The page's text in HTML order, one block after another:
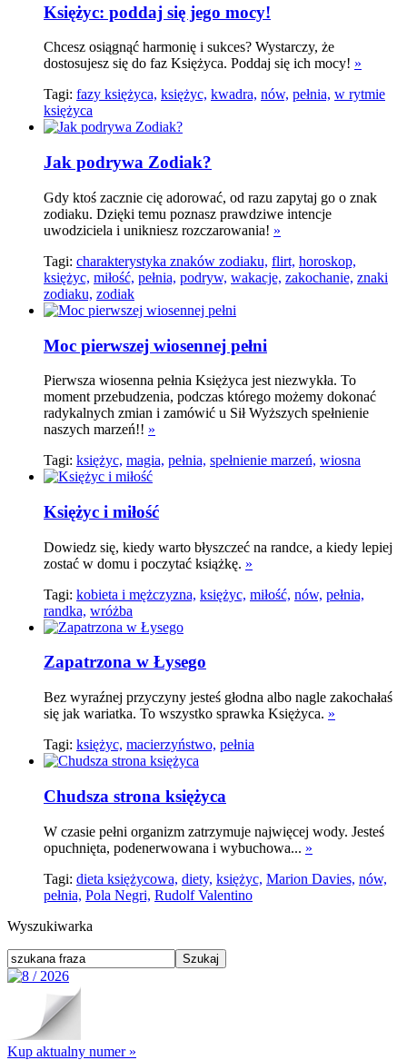
Księżyc: poddaj się jego mocy!
Chcesz osiągnąć harmonię i sukces? Wystarczy, że
dostosujesz się do faz Księżyca. Poddaj się ich mocy! »
Tagi: fazy księżyca, księżyc, kwadra, nów, pełnia, w rytmie
księżyca
Jak podrywa Zodiak?
Gdy ktoś zacznie cię adorować, od razu zapytaj go o znak
zodiaku. Dzięki temu poznasz prawdziwe intencje
uwodziciela i unikniesz rozczarowania! »
Tagi: charakterystyka znaków zodiaku, flirt, horoskop,
księżyc, miłość, pełnia, podryw, wakacje, zakochanie, znaki
zodiaku, zodiak
Moc pierwszej wiosennej pełni
Pierwsza wiosenna pełnia Księżyca jest niezwykła. To
moment przebudzenia, podczas którego możemy dokonać
radykalnych zmian i zamówić u Sił Wyższych spełnienie
naszych marzeń!! »
Tagi: księżyc, magia, pełnia, spełnienie marzeń, wiosna
Księżyc i miłość
Dowiedz się, kiedy warto błyszczeć na randce, a kiedy lepiej
zostać w domu i poczytać książkę. »
Tagi: kobieta i mężczyzna, księżyc, miłość, nów, pełnia,
randka, wróżba
Zapatrzona w Łysego
Bez wyraźnej przyczyny jesteś głodna albo nagle zakochałaś
się jak wariatka. To wszystko sprawka Księżyca. »
Tagi: księżyc, macierzyństwo, pełnia
Chudsza strona księżyca
W czasie pełni organizm zatrzymuje najwięcej wody. Jesteś
opuchnięta, podenerwowana i wybuchowa... »
Tagi: dieta księżycowa, diety, księżyc, Marion Davies, nów,
pełnia, Pola Negri, Rudolf Valentino
Wyszukiwarka
Kup aktualny numer »